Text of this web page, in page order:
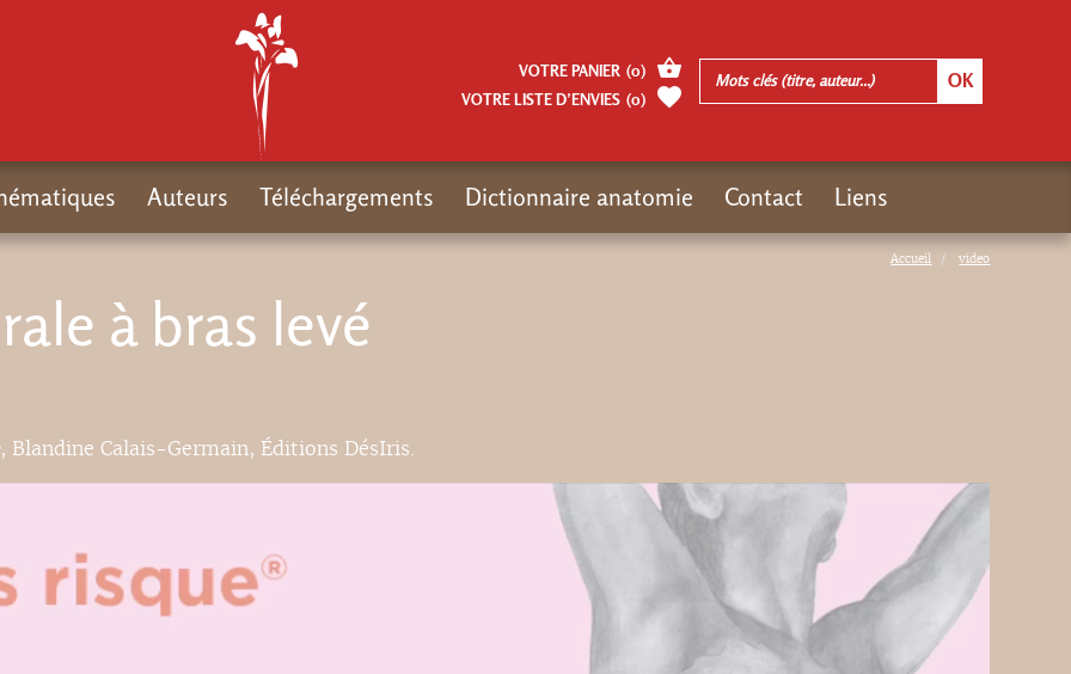
Accueil video
à bras levé
, Blandine Calais-Germain, Éditions DésIris.
VOTRE PANIER (0)
VOTRE LISTE D’ENVIES (0)
Auteurs Téléchargements Dictionnaire anatomie Contact Liens